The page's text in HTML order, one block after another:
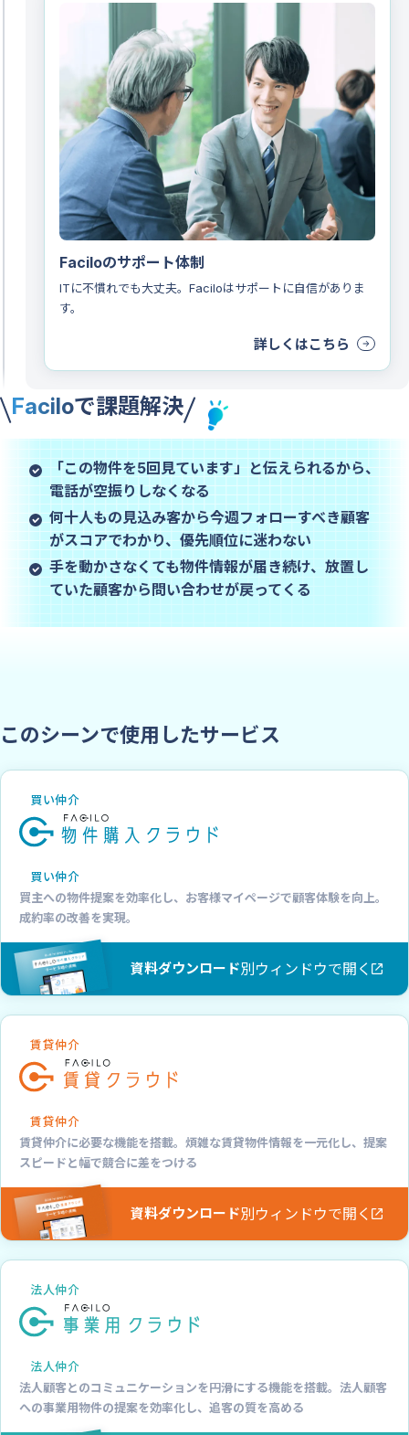
Faciloのサポート体制
ITに不慣れでも大丈夫。Faciloはサポートに自信がありま
す。
詳しくはこちら
Faciloで課題解決
「この物件を5回見ています」と伝えられるから、
電話が空振りしなくなる
何十人もの見込み客から今週フォローすべき顧客
がスコアでわかり、優先順位に迷わない
手を動かさなくても物件情報が届き続け、 放置し
ていた顧客から問い合わせが戻ってくる
このシーンで使用したサービス
買い仲介
買い仲介
買主への物件提案を効率化し、お客様マイページで顧客体験を向上。
成約率の改善を実現。
資料ダウンロード別ウィンドウで開く
賃貸仲介
賃貸仲介
賃貸仲介に必要な機能を搭載。煩雑な賃貸物件情報を一元化し、提案
スピードと幅で競合に差をつける
資料ダウンロード別ウィンドウで開く
法人仲介
法人仲介
法人顧客とのコミュニケーションを円滑にする機能を搭載。法人顧客
への事業用物件の提案を効率化し、追客の質を高める